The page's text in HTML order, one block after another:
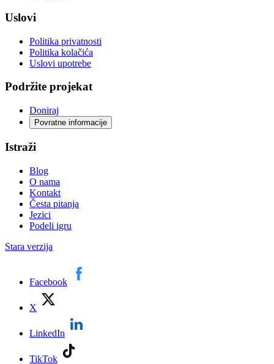
Uslovi
Politika privatnosti
Politika kolačića
Uslovi upotrebe
Podržite projekat
Doniraj
Povratne informacije
Istraži
Blog
O nama
Kontakt
Česta pitanja
Jezici
Podeli igru
Stara verzija
Facebook
X
LinkedIn
TikTok